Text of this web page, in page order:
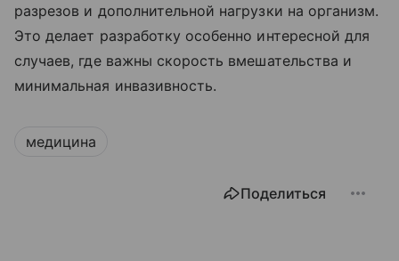
разрезов и дополнительной нагрузки на организм.
Это делает разработку особенно интересной для
случаев, где важны скорость вмешательства и
минимальная инвазивность.
медицина
Поделиться